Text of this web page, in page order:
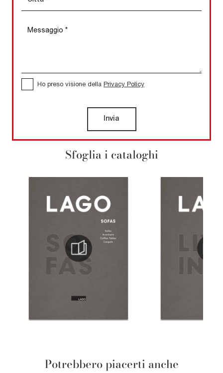
Sfoglia i cataloghi
Ho preso visione della Privacy Policy
Invia
Potrebbero piacerti anche